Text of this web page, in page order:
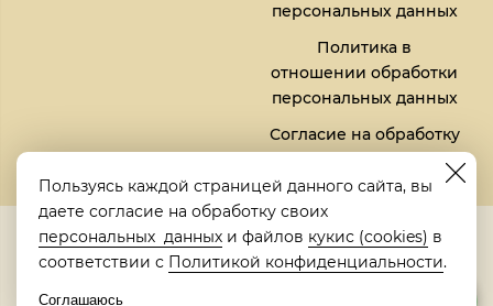
персональных данных
Политика в
отношении обработки
персональных данных
Согласие на обработку
файлов кукис (cookies)
5,0
Рейтинг в Яндексе
Пользуясь каждой страницей данного сайта, вы
даете согласие на обработку своих
персональных данных и файлов кукис (cookies) в
соответствии с Политикой конфиденциальности.
Соглашаюсь